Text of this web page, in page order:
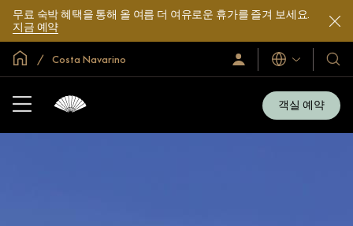
무료 숙박 혜택을 통해 올 여름 더 여유로운 휴가를 즐겨 보세요.
지금 예약
글로벌 홈
Costa Navarino
로
그
언
어
호
텔
및
리
객실 예약